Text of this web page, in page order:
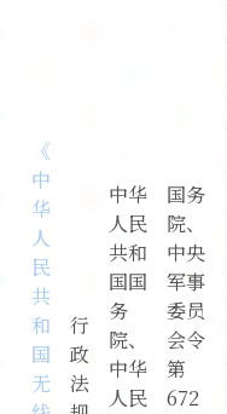
《
中
华
人
民
共
和
国
无
行
政
法
中华
人民
共和
国国
务
院、
中华
人民
国务
院、
中央
军事
委员
会令
第
672